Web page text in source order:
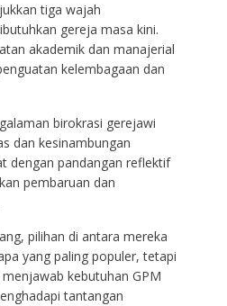
tiga wajah
gereja masa kini.
akademik dan manajerial
kelembagaan dan
birokrasi gerejawi
dan kesinambungan
dengan pandangan reflektif
pembaruan dan
pilihan di antara mereka
yang paling populer, tetapi
kebutuhan GPM
tantangan